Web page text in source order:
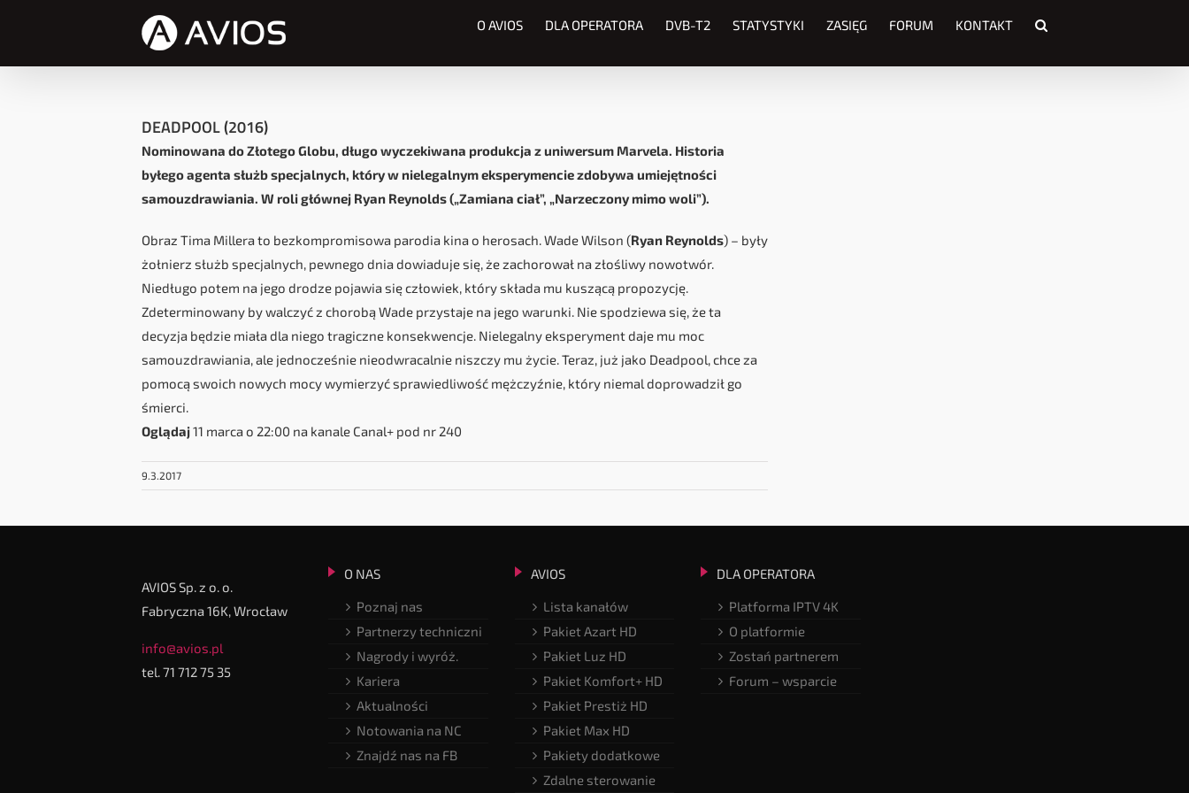
O AVIOS DLA OPERATORA DVB-T2 STATYSTYKI ZASIĘG FORUM KONTAKT
DEADPOOL (2016)
Nominowana do Złotego Globu, długo wyczekiwana produkcja z uniwersum Marvela. Historia
byłego agenta służb specjalnych, który w nielegalnym eksperymencie zdobywa umiejętności
samouzdrawiania. W roli głównej Ryan Reynolds („Zamiana ciał”, „Narzeczony mimo woli”).
Obraz Tima Millera to bezkompromisowa parodia kina o herosach. Wade Wilson (Ryan Reynolds) – były
żołnierz służb specjalnych, pewnego dnia dowiaduje się, że zachorował na złośliwy nowotwór.
Niedługo potem na jego drodze pojawia się człowiek, który składa mu kuszącą propozycję.
Zdeterminowany by walczyć z chorobą Wade przystaje na jego warunki. Nie spodziewa się, że ta
decyzja będzie miała dla niego tragiczne konsekwencje. Nielegalny eksperyment daje mu moc
samouzdrawiania, ale jednocześnie nieodwracalnie niszczy mu życie. Teraz, już jako Deadpool, chce za
pomocą swoich nowych mocy wymierzyć sprawiedliwość mężczyźnie, który niemal doprowadził go
śmierci.
Oglądaj11 marca o 22:00 na kanale Canal+ pod nr 240
9.3.2017
AVIOS Sp. z o. o.
Fabryczna 16K, Wrocław
info@avios.pl
tel. 71 712 75 35
O NAS
Poznaj nas
Partnerzy techniczni
Nagrody i wyróż.
Kariera
Aktualności
Notowania na NC
Znajdź nas na FB
AVIOS
Lista kanałów
Pakiet Azart HD
Pakiet Luz HD
Pakiet Komfort+ HD
Pakiet Prestiż HD
Pakiet Max HD
Pakiety dodatkowe
Zdalne sterowanie
DLA OPERATORA
Platforma IPTV 4K
O platformie
Zostań partnerem
Forum – wsparcie